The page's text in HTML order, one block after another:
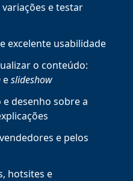
e testar
excelente usabilidade
o conteúdo:
eslideshow
e desenho sobre a
e pelos
hotsites e